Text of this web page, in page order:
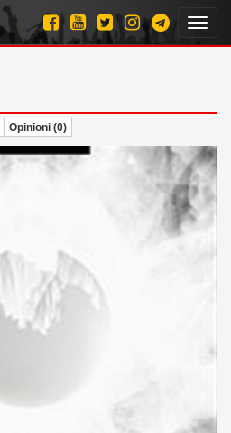
Opinioni (0)